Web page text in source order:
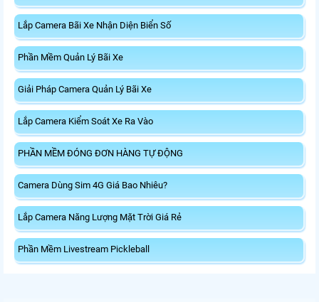
Lắp Camera Bãi Xe Nhận Diện Biển Số
Phần Mềm Quản Lý Bãi Xe
Giải Pháp Camera Quản Lý Bãi Xe
Lắp Camera Kiểm Soát Xe Ra Vào
PHẦN MỀM ĐÓNG ĐƠN HÀNG TỰ ĐỘNG
Camera Dùng Sim 4G Giá Bao Nhiêu?
Lắp Camera Năng Lượng Mặt Trời Giá Rẻ
Phần Mềm Livestream Pickleball